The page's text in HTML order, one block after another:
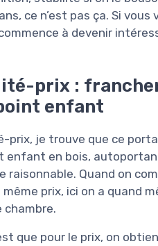
ce n’est pas ça. Si
à devenir
prix :
enfant
prix, je trouve que ce
enfant en bois,
Quand on
prix, ici on a quand
chambre.
que pour le prix, on